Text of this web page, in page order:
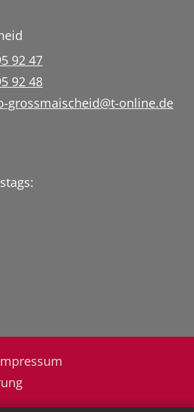
92 47
92 48
grossmaischeid@t-online.de
Instragram
auf Facebook